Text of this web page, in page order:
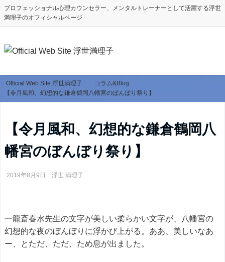
プロフェッショナル心理カウンセラー、メンタルトレーナーとして活躍する浮世
満理子のオフィシャルページ
Official Web Site 浮世満理子
コラム&Blog
【令月風和、幻想的な鎌倉鶴岡八幡宮のぼんぼり祭り】
【令月風和、幻想的な鎌倉鶴岡八
幡宮のぼんぼり祭り】
2019年8月9日 浮世 満理子
一龍斎春水先生の文字が美しい柔らかい文字が、八幡宮の
幻想的な夜のぼんぼりに浮かび上がる。ああ、美しいなあ
ー、とただ、ただ、ため息が出ました。